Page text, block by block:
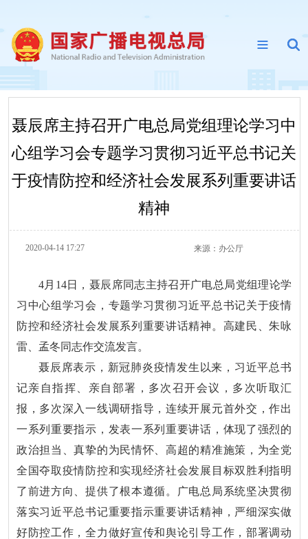
聂辰席主持召开广电总局党组理论学习中
心组学习会专题学习贯彻习近平总书记关
于疫情防控和经济社会发展系列重要讲话
精神
2020-04-14 17:27 来源： 办公厅
4月14日，聂辰席同志主持召开广电总局党组理论学
习中心组学习会，专题学习贯彻习近平总书记关于疫情
防控和经济社会发展系列重要讲话精神。高建民、朱咏
雷、孟冬同志作交流发言。
聂辰席表示，新冠肺炎疫情发生以来，习近平总书
记亲自指挥、亲自部署，多次召开会议，多次听取汇
报，多次深入一线调研指导，连续开展元首外交，作出
一系列重要指示，发表一系列重要讲话，体现了强烈的
政治担当、真挚的为民情怀、高超的精准施策，为全党
全国夺取疫情防控和实现经济社会发展目标双胜利指明
了前进方向、提供了根本遵循。广电总局系统坚决贯彻
落实习近平总书记重要指示重要讲话精神，严细深实做
好防控工作，全力做好宣传和舆论引导工作，部署调动